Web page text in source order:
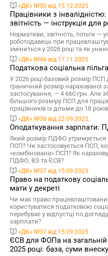
«ДК» №50 від 15.12.2025
Працівники з
звітність — інструкція для
Нормативи, звітність, пільги —
роботодавець при
зміниться у 2026 році та як
«ДК» №46 від 17.11.2025
Податкова соціальна
У 2026 році базовий розмір
граничний розмір нарахованої
застосування, — 4 660 грн. Але
більшого розміру ПСП для
працівників із дітьми до 18
«ДК» №38 від 22.09.2025
Оподаткування зарплати:
Який розмір ПДФО утримується
ПСП? Чи застосовується ПСП,
«комбінована» ПСП? Як
ПДФО, ВЗ та ЄСВ?
«ДК» №37 від 15.09.2025
Право на податкову
мати у декреті
Чи має право
користуватися податковою
перебуває у відпустці по
зарплати?
«ДК» №37 від 15.09.2025
ЄСВ для ФОПа на загальній
2025 році: база, суми